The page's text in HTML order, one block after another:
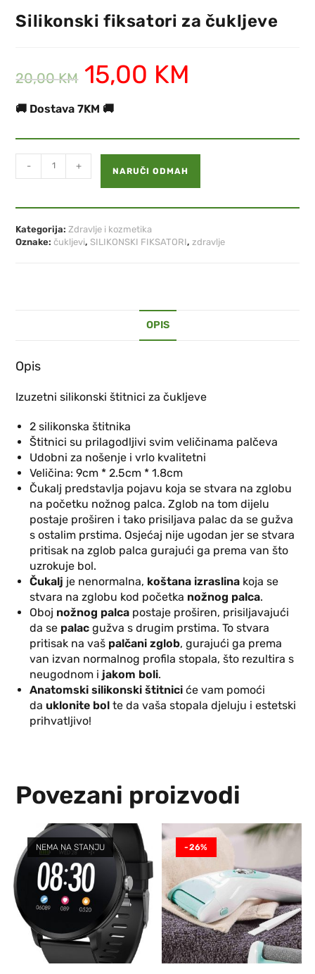
Silikonski fiksatori za čukljeve
20,00KM 15,00 KM
🚚 Dostava 7KM 🚚
- + NARUČI ODMAH
Kategorija:Zdravlje i kozmetika
Oznake:čukljevi, SILIKONSKI FIKSATORI, zdravlje
OPIS
Opis
Izuzetni silikonski štitnici za čukljeve
2 silikonska štitnika
Štitnici su prilagodljivi svim veličinama palčeva
Udobni za nošenje i vrlo kvalitetni
Veličina: 9cm * 2.5cm * 1.8cm
Čukalj predstavlja pojavu koja se stvara na zglobu
na početku nožnog palca. Zglob na tom dijelu
postaje proširen i tako prisiljava palac da se gužva
s ostalim prstima. Osjećaj nije ugodan jer se stvara
pritisak na zglob palca gurajući ga prema van što
uzrokuje bol.
Čukalj je nenormalna, koštana izraslina koja se
stvara na zglobu kod početka nožnog palca.
Oboj nožnog palca postaje proširen, prisiljavajući
da se palacgužva s drugim prstima. To stvara
pritisak na vaš palčani zglob, gurajući ga prema
van izvan normalnog profila stopala, što rezultira s
neugodnom i jakom boli.
Anatomski silikonski štitnici će vam pomoći
da uklonite bol te da vaša stopala djeluju i estetski
prihvatljivo!
Povezani proizvodi
NEMA NA STANJU -26%